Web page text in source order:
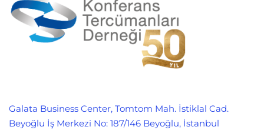
Galata Business Center, Tomtom Mah. İstiklal Cad.
Beyoğlu İş Merkezi No: 187/146 Beyoğlu, İstanbul